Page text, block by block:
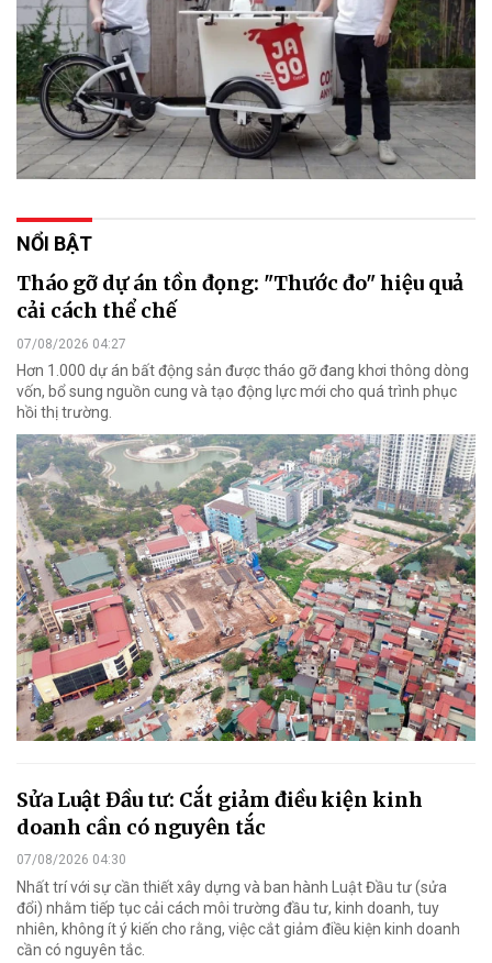
NỔI BẬT
Tháo gỡ dự án tồn đọng: "Thước đo" hiệu quả
cải cách thể chế
07/08/2026 04:27
Hơn 1.000 dự án bất động sản được tháo gỡ đang khơi thông dòng
vốn, bổ sung nguồn cung và tạo động lực mới cho quá trình phục
hồi thị trường.
Sửa Luật Đầu tư: Cắt giảm điều kiện kinh
doanh cần có nguyên tắc
07/08/2026 04:30
Nhất trí với sự cần thiết xây dựng và ban hành Luật Đầu tư (sửa
đổi) nhằm tiếp tục cải cách môi trường đầu tư, kinh doanh, tuy
nhiên, không ít ý kiến cho rằng, việc cắt giảm điều kiện kinh doanh
cần có nguyên tắc.